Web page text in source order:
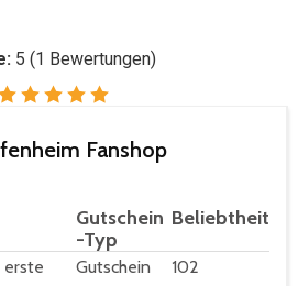
5 (1 Bewertungen)
Fanshop
Gutschein
-Typ
Beliebtheit
erste
Gutschein
102